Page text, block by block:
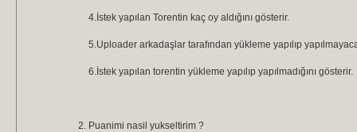
4.İstek yapılan Torentin kaç oy aldığını gösterir.
5.Uploader arkadaşlar tarafından yükleme yapılıp
6.İstek yapılan torentin yükleme yapılıp yapılmadığını gösterir.
Puanimi nasil yukseltirim ?